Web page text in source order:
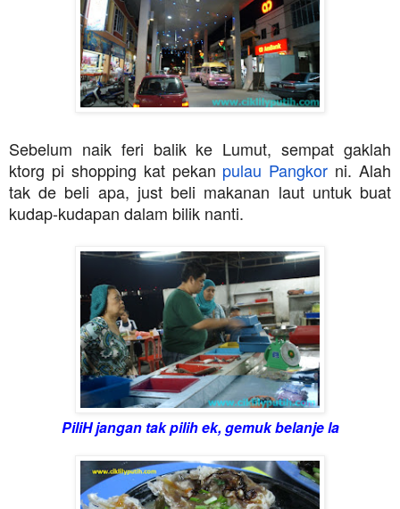
Sebelum naik feri balik ke Lumut, sempat gaklah
ktorg pi shopping kat pekan pulau Pangkor ni. Alah
tak de beli apa, just beli makanan laut untuk buat
kudap-kudapan dalam bilik nanti.
PiliH jangan tak pilih ek, gemuk belanje la